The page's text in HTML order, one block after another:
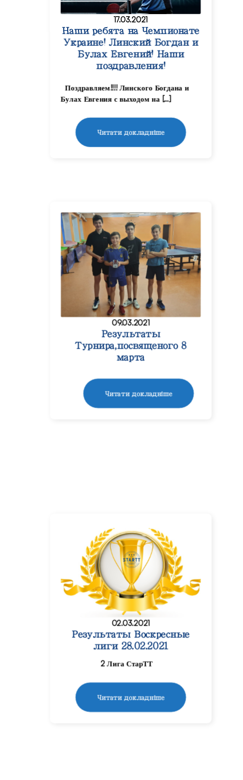
17.03.2021
Наши ребята на Чемпионате
Украине! Линский Богдан и
Булах Евгений! Наши
поздравления!
Поздравляем!!!! Линского Богдана и
Булах Евгения с выходом на […]
Читати докладніше
09.03.2021
Результаты
Турнира,посвященого 8
марта
Читати докладніше
02.03.2021
Результаты Воскресные
лиги 28.02.2021
2 Лига СтарТТ
Читати докладніше